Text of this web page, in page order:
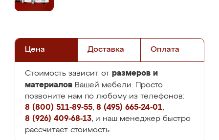
Цена Доставка Оплата
Стоимость зависит от размеров и
материалов Вашей мебели. Просто
позвоните нам по любому из телефонов:
8 (800) 511-89-55, 8 (495) 665-24-01,
8 (926) 409-68-13, и наш менеджер быстро
рассчитает стоимость.